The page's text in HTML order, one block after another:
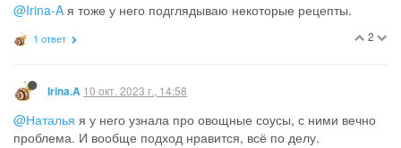
@Irina-A я тоже у него подглядываю некоторые рецепты.
2
1 ответ
Irina.A 10 окт. 2023 г., 14:58
@Наталья я у него узнала про овощные соусы, с ними вечно
проблема. И вообще подход нравится, всё по делу.